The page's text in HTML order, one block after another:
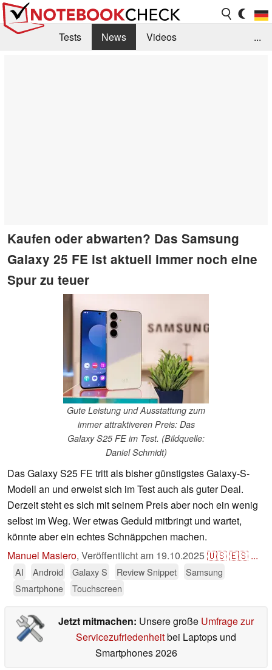
Tests News
Videos
...
Kaufen oder abwarten? Das Samsung
Galaxy 25 FE ist aktuell immer noch eine
Spur zu teuer
Gute Leistung und Ausstattung zum
immer attraktiveren Preis: Das
Galaxy S25 FE im Test. (Bildquelle:
Daniel Schmidt)
Das Galaxy S25 FE tritt als bisher günstigstes Galaxy-S-
Modell an und erweist sich im Test auch als guter Deal.
Derzeit steht es sich mit seinem Preis aber noch ein wenig
selbst im Weg. Wer etwas Geduld mitbringt und wartet,
könnte aber ein echtes Schnäppchen machen.
Manuel Masiero, Veröffentlicht am 19.10.2025🇺🇸🇪🇸 ...
AI Android Galaxy S Review Snippet
Samsung
Smartphone
Touchscreen
Jetzt mitmachen: Unsere große Umfrage zur
Servicezufriedenheitbei Laptops und
Smartphones 2026